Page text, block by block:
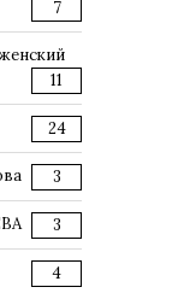
7
11
24
3
3
4